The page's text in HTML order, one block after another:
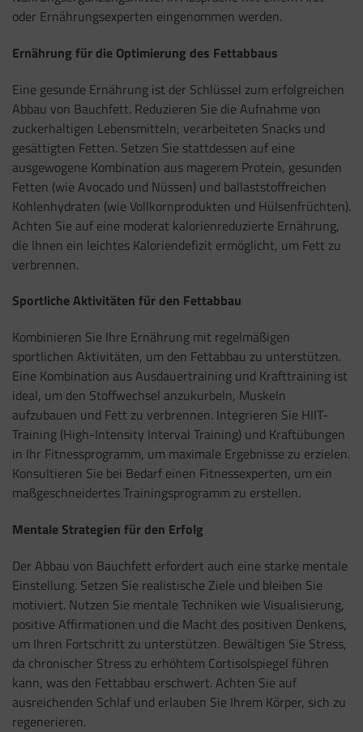
oder Ernährungsexperten eingenommen werden.
Ernährung für die Optimierung des Fettabbaus
Eine gesunde Ernährung ist der Schlüssel zum erfolgreichen
Abbau von Bauchfett. Reduzieren Sie die Aufnahme von
zuckerhaltigen Lebensmitteln, verarbeiteten Snacks und
gesättigten Fetten. Setzen Sie stattdessen auf eine
ausgewogene Kombination aus magerem Protein, gesunden
Fetten (wie Avocado und Nüssen) und ballaststoffreichen
Kohlenhydraten (wie Vollkornprodukten und Hülsenfrüchten).
Achten Sie auf eine moderat kalorienreduzierte Ernährung,
die Ihnen ein leichtes Kaloriendefizit ermöglicht, um Fett zu
verbrennen.
Sportliche Aktivitäten für den Fettabbau
Kombinieren Sie Ihre Ernährung mit regelmäßigen
sportlichen Aktivitäten, um den Fettabbau zu unterstützen.
Eine Kombination aus Ausdauertraining und Krafttraining ist
ideal, um den Stoffwechsel anzukurbeln, Muskeln
aufzubauen und Fett zu verbrennen. Integrieren Sie HIIT-
Training (High-Intensity Interval Training) und Kraftübungen
in Ihr Fitnessprogramm, um maximale Ergebnisse zu erzielen.
Konsultieren Sie bei Bedarf einen Fitnessexperten, um ein
maßgeschneidertes Trainingsprogramm zu erstellen.
Mentale Strategien für den Erfolg
Der Abbau von Bauchfett erfordert auch eine starke mentale
Einstellung. Setzen Sie realistische Ziele und bleiben Sie
motiviert. Nutzen Sie mentale Techniken wie Visualisierung,
positive Affirmationen und die Macht des positiven Denkens,
um Ihren Fortschritt zu unterstützen. Bewältigen Sie Stress,
da chronischer Stress zu erhöhtem Cortisolspiegel führen
kann, was den Fettabbau erschwert. Achten Sie auf
ausreichenden Schlaf und erlauben Sie Ihrem Körper, sich zu
regenerieren.